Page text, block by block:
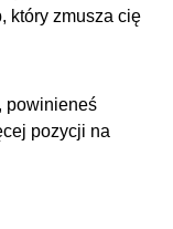
który zmusza cię
powinieneś
pozycji na